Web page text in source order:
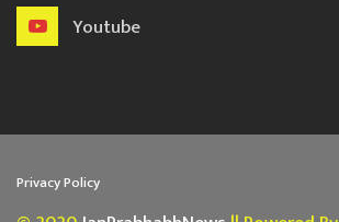
Youtube
Privacy Policy